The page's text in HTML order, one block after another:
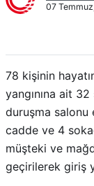
07
78 kişinin
yangınına ait 32
duruşma salonu
cadde ve 4
müşteki ve
geçirilerek giriş